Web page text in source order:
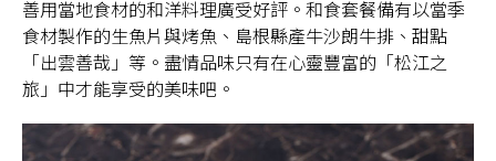
善用當地食材的和洋料理廣受好評。和食套餐備有以當季
食材製作的生魚片與烤魚、島根縣產牛沙朗牛排、甜點
「出雲善哉」等。盡情品味只有在心靈豐富的「松江之
旅」中才能享受的美味吧。